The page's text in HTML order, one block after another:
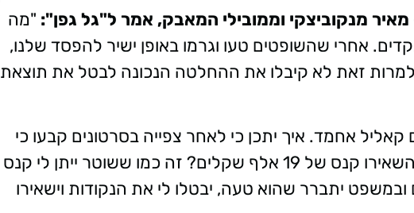
מנקוביצקי וממובילי המאבק, אמר ל"גל גפן": "מה
אחרי שהשופטים טעו וגרמו באופן ישיר להפסד שלנו,
זאת לא קיבלו את ההחלטה הנכונה לבטל את תוצאת
אחמד. איך יתכן כי לאחר צפייה בסרטונים קבעו כי
הרחקתו הייתה טעות ובכל זאת השאירו קנס של 19 אלף שקלים? זה כמו ששוטר ייתן לי קנס
ובמשפט יתברר שהוא טעה, יבטלו לי את הנקודות וישאירו